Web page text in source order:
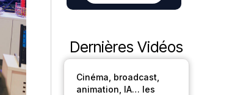
Dernières Vidéos
Cinéma, broadcast,
animation, IA… les